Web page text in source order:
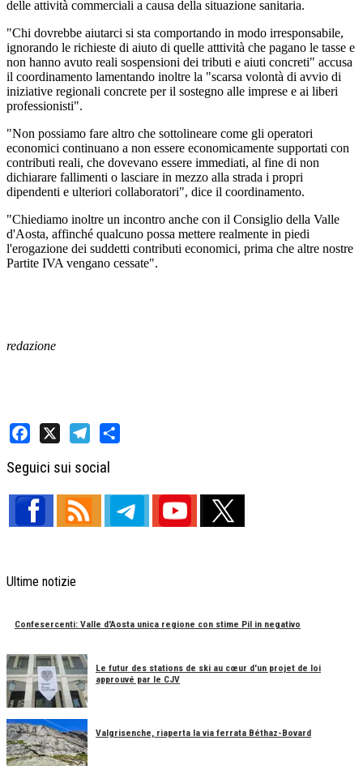
delle attività commerciali a causa della situazione sanitaria.
"Chi dovrebbe aiutarci si sta comportando in modo irresponsabile,
ignorando le richieste di aiuto di quelle atttività che pagano le tasse e
non hanno avuto reali sospensioni dei tributi e aiuti concreti" accusa
il coordinamento lamentando inoltre la "scarsa volontà di avvio di
iniziative regionali concrete per il sostegno alle imprese e ai liberi
professionisti".
"Non possiamo fare altro che sottolineare come gli operatori
economici continuano a non essere economicamente supportati con
contributi reali, che dovevano essere immediati, al fine di non
dichiarare fallimenti o lasciare in mezzo alla strada i propri
dipendenti e ulteriori collaboratori", dice il coordinamento.
"Chiediamo inoltre un incontro anche con il Consiglio della Valle
d'Aosta, affinché qualcuno possa mettere realmente in piedi
l'erogazione dei suddetti contributi economici, prima che altre nostre
Partite IVA vengano cessate".
redazione
Seguici sui social
Ultime notizie
Confesercenti: Valle d'Aosta unica regione con stime Pil in negativo
Le futur des stations de ski au cœur d'un projet de loi
approuvé par le CJV
Valgrisenche, riaperta la via ferrata Béthaz-Bovard